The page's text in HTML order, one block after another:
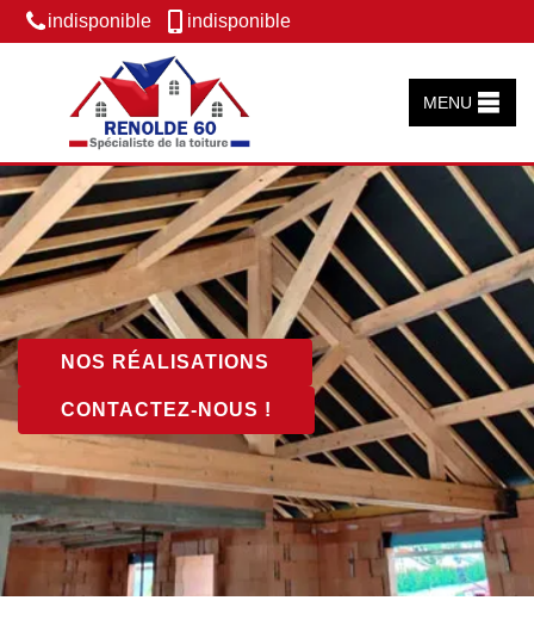
indisponible indisponible
MENU
NOS RÉALISATIONS
CONTACTEZ-NOUS !